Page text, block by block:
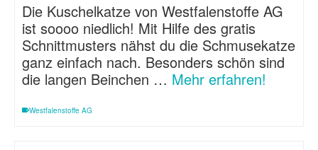
Die Kuschelkatze von Westfalenstoffe AG
ist soooo niedlich! Mit Hilfe des gratis
Schnittmusters nähst du die Schmusekatze
ganz einfach nach. Besonders schön sind
die langen Beinchen … Mehr erfahren!
Westfalenstoffe AG